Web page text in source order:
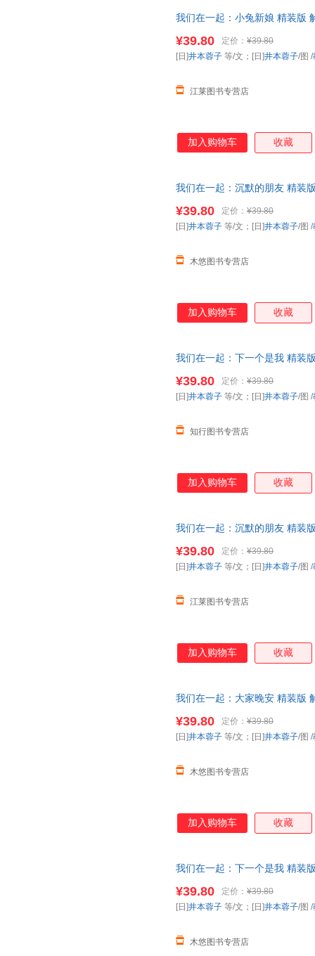
我们在一起：小兔新娘 精装版
惠
¥39.80 定价： ¥39.80
江莱图书专营店
[日]井本蓉子 等/文；[日]井本蓉子/图 /
加入购物车 收藏
我们在一起：沉默的朋友 精装
¥39.80 定价： ¥39.80
木悠图书专营店
[日]井本蓉子 等/文；[日]井本蓉子/图 /
加入购物车 收藏
我们在一起：下一个是我 精装
¥39.80 定价： ¥39.80
知行图书专营店
[日]井本蓉子 等/文；[日]井本蓉子/图 /
加入购物车 收藏
我们在一起：沉默的朋友 精装
优惠
¥39.80 定价： ¥39.80
江莱图书专营店
[日]井本蓉子 等/文；[日]井本蓉子/图 /
加入购物车 收藏
我们在一起：大家晚安 精装版
¥39.80 定价： ¥39.80
木悠图书专营店
[日]井本蓉子 等/文；[日]井本蓉子/图 /
加入购物车 收藏
我们在一起：下一个是我 精装
¥39.80 定价： ¥39.80
木悠图书专营店
[日]井本蓉子 等/文；[日]井本蓉子/图 /